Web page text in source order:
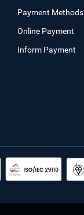
Payment Methods
Online Payment
Inform Payment